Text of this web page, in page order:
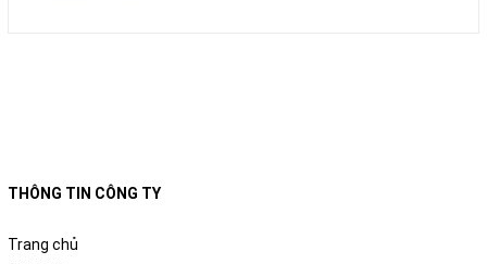
THÔNG TIN CÔNG TY
Trang chủ